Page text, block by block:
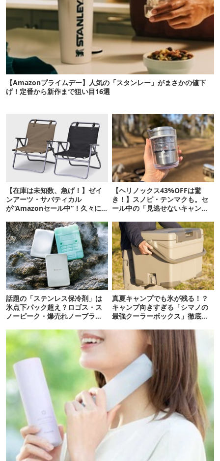
【Amazonプライムデー】人気の「スタンレー」がまさかの値下
げ！定番から新作まで狙い目16選
【在庫は未知数、急げ！】ゼイ
ンアーツ・サバティカル
が“Amazonセール中”！久々に
【ヘリノックス43%OFFは驚
き！】スノピ・テンマクも。セ
ール中の「見逃せないキャンプ
話題の「ステンレス保冷剤」は
氷点下パック超え？ロゴス・ス
ノーピーク・爆売れノーブラン
真夏キャンプでも氷が残る！？
キャンプ向きすぎる「シマノの
最強クーラーボックス」徹底解